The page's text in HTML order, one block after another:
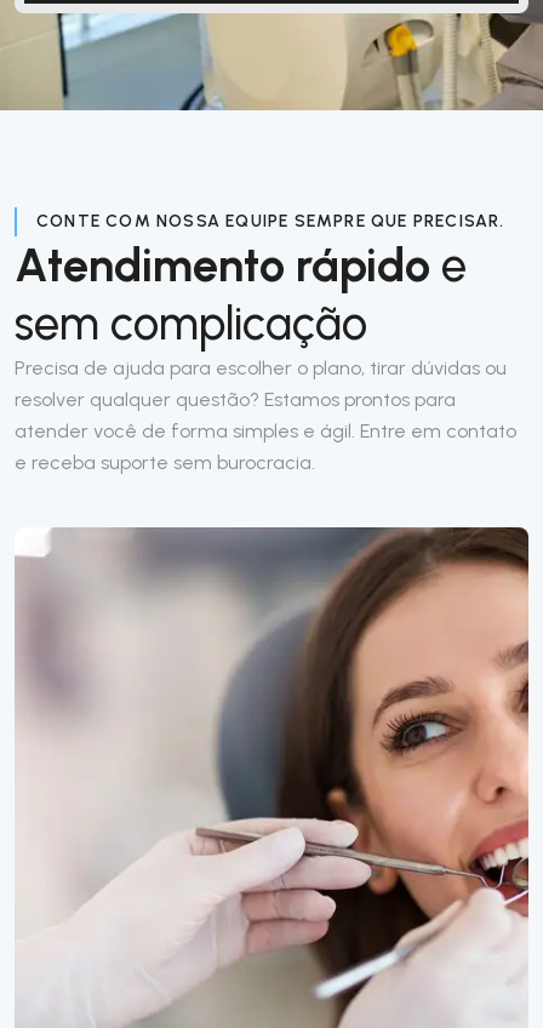
CONTE COM NOSSA EQUIPE SEMPRE QUE PRECISAR.
Atendimento rápido e
sem complicação
Precisa de ajuda para escolher o plano, tirar dúvidas ou
resolver qualquer questão? Estamos prontos para
atender você de forma simples e ágil. Entre em contato
e receba suporte sem burocracia.